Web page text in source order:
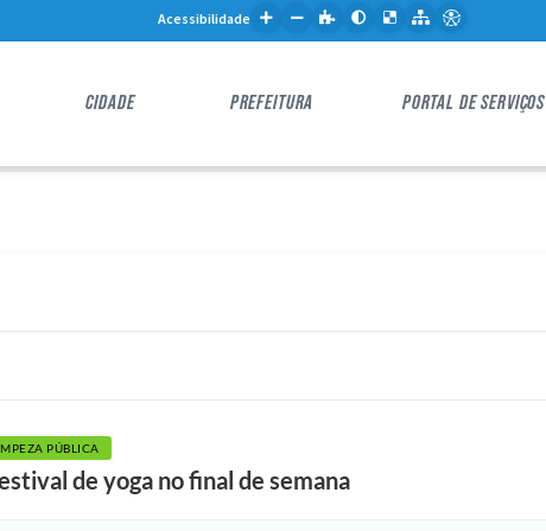
Acessibilidade
CIDADE PREFEITURA PORTAL DE SERVIÇOS
PÚBLICA
de yoga no final de semana